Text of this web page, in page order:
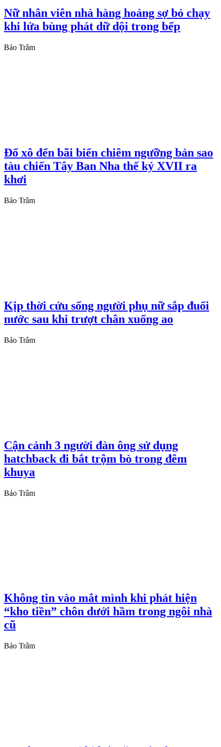
Nữ nhân viên nhà hàng hoảng sợ bỏ chạy
khi lửa bùng phát dữ dội trong bếp
Bảo Trâm
Đổ xô đến bãi biển chiêm ngưỡng bản sao
tàu chiến Tây Ban Nha thế kỷ XVII ra
khơi
Bảo Trâm
Kịp thời cứu sống người phụ nữ sắp đuối
nước sau khi trượt chân xuống ao
Bảo Trâm
Cận cảnh 3 người đàn ông sử dụng
hatchback đi bắt trộm bò trong đêm
khuya
Bảo Trâm
Không tin vào mắt mình khi phát hiện
“kho tiền” chôn dưới hầm trong ngôi nhà
cũ
Bảo Trâm